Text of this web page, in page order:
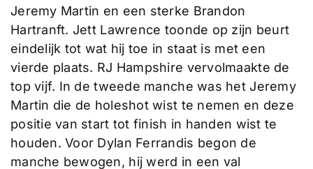
Jeremy Martin en een sterke Brandon
Hartranft. Jett Lawrence toonde op zijn beurt
eindelijk tot wat hij toe in staat is met een
vierde plaats. RJ Hampshire vervolmaakte de
top vijf. In de tweede manche was het Jeremy
Martin die de holeshot wist te nemen en deze
positie van start tot finish in handen wist te
houden. Voor Dylan Ferrandis begon de
manche bewogen, hij werd in een val